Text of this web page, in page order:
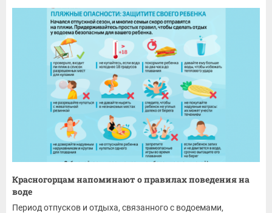
Красногорцам напоминают о правилах поведения на
воде
Период отпусков и отдыха, связанного с водоемами,